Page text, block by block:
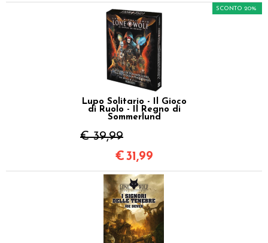
Lupo Solitario - Il Gioco
di Ruolo - Il Regno di
Sommerlund
€ 39,99
SCONTO 20%
€31,99